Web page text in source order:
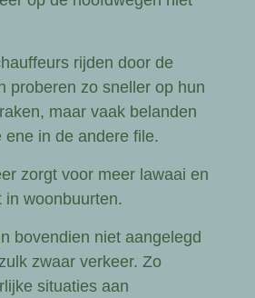
rijden door de
proberen zo sneller op hun
maar vaak belanden
ene in de andere file.
zorgt voor meer lawaai en
in woonbuurten.
bovendien niet aangelegd
zwaar verkeer. Zo
situaties aan